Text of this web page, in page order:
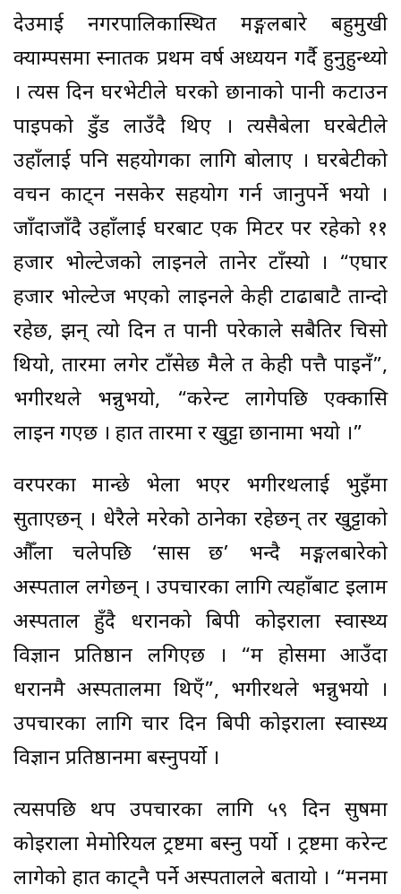
देउमाई नगरपालिकास्थित मङ्गलबारे बहुमुखी
क्याम्पसमा स्नातक प्रथम वर्ष अध्ययन गर्दै हुनुहुन्थ्यो
। त्यस दिन घरभेटीले घरको छानाको पानी कटाउन
पाइपको डुँड लाउँदै थिए । त्यसैबेला घरबेटीले
उहाँलाई पनि सहयोगका लागि बोलाए । घरबेटीको
वचन काट्न नसकेर सहयोग गर्न जानुपर्ने भयो ।
जाँदाजाँदै उहाँलाई घरबाट एक मिटर पर रहेको ११
हजार भोल्टेजको लाइनले तानेर टाँस्यो । “एघार
हजार भोल्टेज भएको लाइनले केही टाढाबाटै तान्दो
रहेछ, झन् त्यो दिन त पानी परेकाले सबैतिर चिसो
थियो, तारमा लगेर टाँसेछ मैले त केही पत्तै पाइनँ”,
भगीरथले भन्नुभयो, “करेन्ट लागेपछि एक्कासि
लाइन गएछ । हात तारमा र खुट्टा छानामा भयो ।”
वरपरका मान्छे भेला भएर भगीरथलाई भुइँमा
सुताएछन् । धेरैले मरेको ठानेका रहेछन् तर खुट्टाको
औँला चलेपछि ‘सास छ’ भन्दै मङ्गलबारेको
अस्पताल लगेछन् । उपचारका लागि त्यहाँबाट इलाम
अस्पताल हुँदै धरानको बिपी कोइराला स्वास्थ्य
विज्ञान प्रतिष्ठान लगिएछ । “म होसमा आउँदा
धरानमै अस्पतालमा थिएँ”, भगीरथले भन्नुभयो ।
उपचारका लागि चार दिन बिपी कोइराला स्वास्थ्य
विज्ञान प्रतिष्ठानमा बस्नुपर्यो ।
त्यसपछि थप उपचारका लागि ५९ दिन सुषमा
कोइराला मेमोरियल ट्रष्टमा बस्नु पर्यो । ट्रष्टमा करेन्ट
लागेको हात काट्नै पर्ने अस्पतालले बतायो । “मनमा